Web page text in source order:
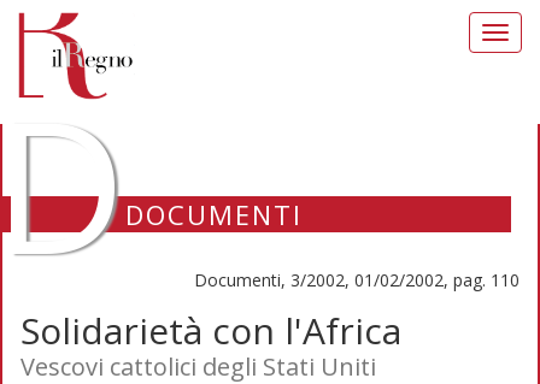
DOCUMENTI
Documenti, 3/2002, 01/02/2002, pag. 110
Solidarietà con l'Africa
Vescovi cattolici degli Stati Uniti